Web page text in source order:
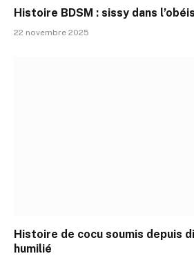
Histoire BDSM : sissy dans
22 novembre 2025
Histoire de cocu soumis depuis
humilié